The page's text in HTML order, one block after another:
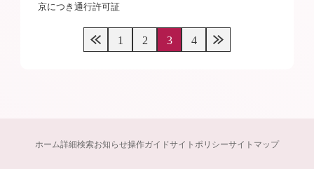
京につき通行許可証
1 2 3 4
ホーム詳細検索お知らせ操作ガイドサイトポリシーサイトマップ